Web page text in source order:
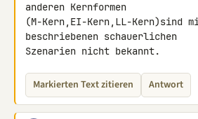
anderen Kernformen
(M-Kern,EI-Kern,LL-Kern)sind
beschriebenen schauerlichen
Szenarien nicht bekannt.
Markierten Text zitieren Antwort